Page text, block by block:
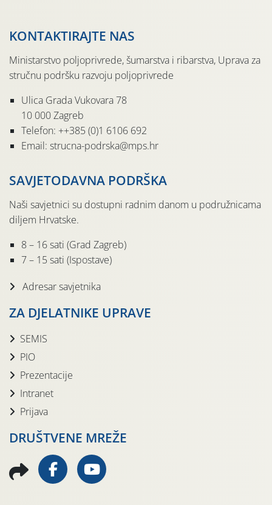
KONTAKTIRAJTE NAS
Ministarstvo poljoprivrede, šumarstva i ribarstva, Uprava za
stručnu podršku razvoju poljoprivrede
Ulica Grada Vukovara 78
10 000 Zagreb
Telefon: ++385 (0)1 6106 692
Email: strucna-podrska@mps.hr
SAVJETODAVNA PODRŠKA
Naši savjetnici su dostupni radnim danom u podružnicama
diljem Hrvatske.
8 – 16 sati (Grad Zagreb)
7 – 15 sati (Ispostave)
Adresar savjetnika
ZA DJELATNIKE UPRAVE
SEMIS
PIO
Prezentacije
Intranet
Prijava
DRUŠTVENE MREŽE